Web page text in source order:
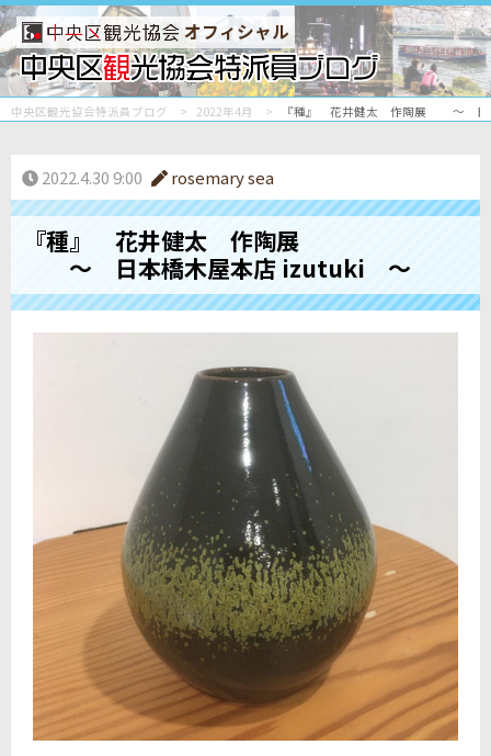
オフィシャル
中央区観光協会特派員ブログ 2022年4月 『種』 花井健太 作陶展 ～ 日
2022.4.30 9:00 rosemary sea
『種』 花井健太 作陶展
～ 日本橋木屋本店 izutuki ～